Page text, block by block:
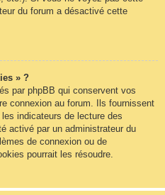
du forum a désactivé cette
» ?
par phpBB qui conservent vos
connexion au forum. Ils fournissent
indicateurs de lecture des
activé par un administrateur du
de connexion ou de
pourrait les résoudre.